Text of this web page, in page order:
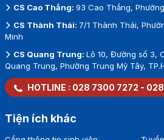
CS Cao Thắng: 93 Cao Thắng,
CS Thành Thái: 7/1 Thành Thái,
Minh
CS Quang Trung: Lô 10, Đường số 3,
Quang Trung, Phường Trung Mỹ Tây,
HOTLINE : 028 7300 7272 -
Tiện ích khác